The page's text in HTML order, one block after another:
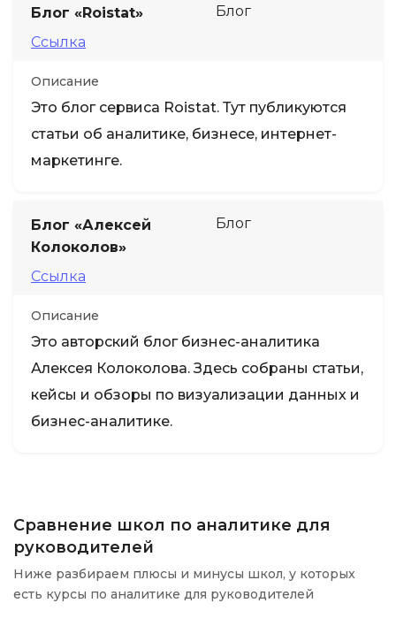
Блог «Roistat»
Ссылка
Блог
Описание
Это блог сервиса Roistat. Тут публикуются
статьи об аналитике, бизнесе, интернет-
маркетинге.
Блог «Алексей
Колоколов»
Ссылка
Блог
Описание
Это авторский блог бизнес-аналитика
Алексея Колоколова. Здесь собраны статьи,
кейсы и обзоры по визуализации данных и
бизнес-аналитике.
Сравнение школ по аналитике для
руководителей
Ниже разбираем плюсы и минусы школ, у которых
есть курсы по аналитике для руководителей